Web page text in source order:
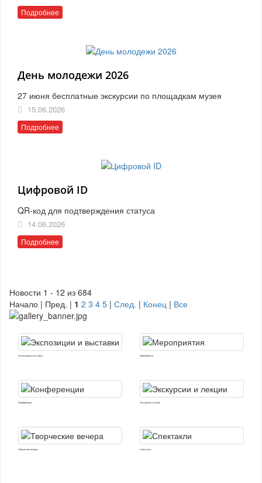
Подробнее
День молодежи 2026
27 июня бесплатные экскурсии по площадкам музея
15.06.2026
Подробнее
Цифровой ID
QR-код для подтверждения статуса
14.06.2026
Подробнее
Новости 1 - 12 из 684
Начало | Пред. | 1 2 3 4 5 | След. | Конец | Все
Экспозиции и выставки Мероприятия
Конференции Экскурсии и лекции
Творческие вечера Спектакли